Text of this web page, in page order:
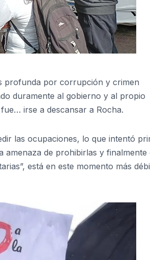
profunda por corrupción y crimen
duramente al gobierno y al propio
irse a descansar a Rocha.
las ocupaciones, lo que intentó
amenaza de prohibirlas y finalmente
está en este momento más